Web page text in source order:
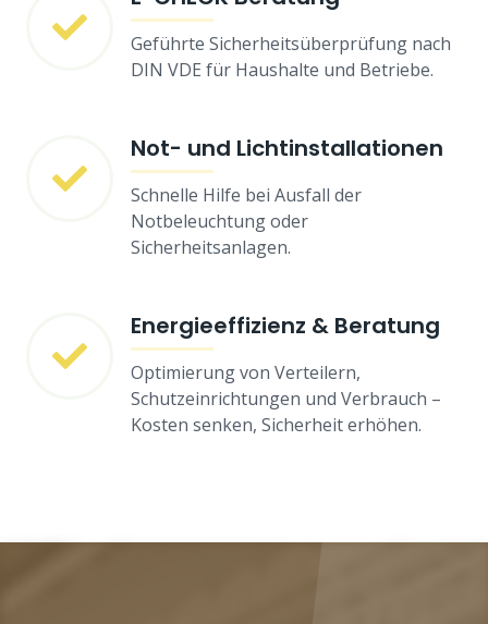
Geführte Sicherheitsüberprüfung nach
DIN VDE für Haushalte und Betriebe.
Not- und Lichtinstallationen
Schnelle Hilfe bei Ausfall der
Notbeleuchtung oder
Sicherheitsanlagen.
Energieeffizienz & Beratung
Optimierung von Verteilern,
Schutzeinrichtungen und Verbrauch –
Kosten senken, Sicherheit erhöhen.